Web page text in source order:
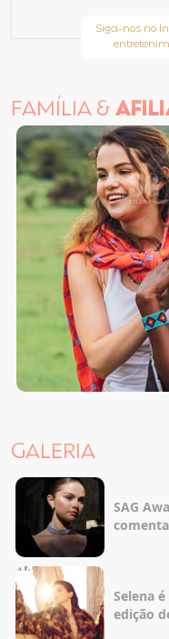
Siga-nos no
FAMÍLIA &
GALERIA
SAG
Selena
edição